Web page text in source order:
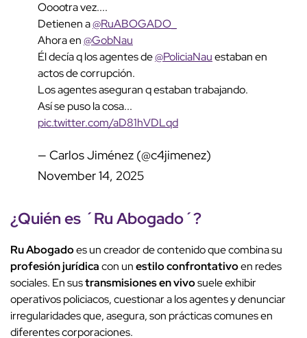
Ooootra vez....
Detienen a@RuABOGADO_
Ahora en@GobNau
Él decía q los agentes de@PoliciaNauestaban en
actos de corrupción.
Los agentes aseguran q estaban trabajando.
Así se puso la cosa...
pic.twitter.com/aD81hVDLqd
— Carlos Jiménez (@c4jimenez)
November 14, 2025
¿Quién es ´Ru Abogado´?
Ru Abogadoes un creador de contenido que combina su
profesión jurídicacon unestilo confrontativoen redes
sociales. En sustransmisiones en vivosuele exhibir
operativos policiacos, cuestionar a los agentes y denunciar
irregularidades que, asegura, son prácticas comunes en
diferentes corporaciones.